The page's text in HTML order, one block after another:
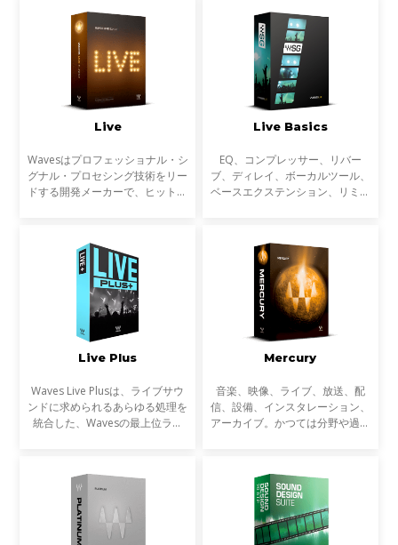
割するMS処理により、細分化さ
れたプロセッシングも一般的
作、ミキシング、マスタリングは
一般的なものになりました。
Live
Wavesはプロフェッショナル・シ
グナル・プロセシング技術をリー
ドする開発メーカーで、ヒットチ
ック、ゲーム音楽の制作に必ずと
言って良いほど使われ
Live Basics
EQ、コンプレッサー、リバー
ブ、ディレイ、ボーカルツール、
ベースエクステンション、リミッ
SoundGrid対応プラグインが含ま
れています。
Live Plus
Waves Live Plusは、ライブサウ
ンドに求められるあらゆる処理を
統合した、Wavesの最上位ライ
ボーカルプロセッシング、トラブ
ル対策までライブ現場で必要
Mercury
音楽、映像、ライブ、放送、配
信、設備、インスタレーション、
アーカイブ。かつては分野や過程
雑にクロスオーバーするようにな
っています。音楽制作だ